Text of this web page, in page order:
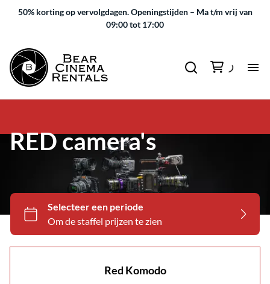
50% korting op vervolgdagen. Openingstijden – Ma t/m vrij van
09:00 tot 17:00
RED camera's
Red Komodo